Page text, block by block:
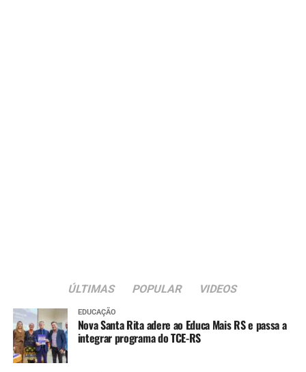
ÚLTIMAS POPULAR VIDEOS
EDUCAÇÃO
Nova Santa Rita adere ao Educa Mais RS e passa a
integrar programa do TCE-RS